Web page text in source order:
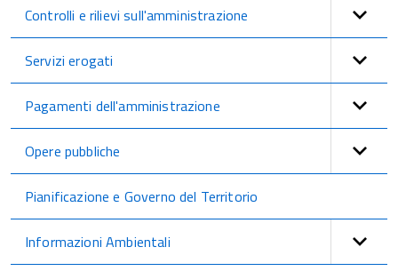
Controlli e rilievi sull'amministrazione
Servizi erogati
Pagamenti dell'amministrazione
Opere pubbliche
Pianificazione e Governo del Territorio
Informazioni Ambientali